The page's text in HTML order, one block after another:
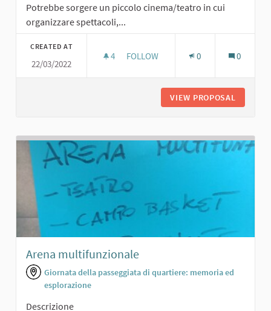
Potrebbe sorgere un piccolo cinema/teatro in cui
organizzare spettacoli,...
CREATED AT
22/03/2022
4 4 FOLLOWERS
FOLLOW 0 0
VIEW PROPOSAL
Arena multifunzionale
Giornata della passeggiata di quartiere: memoria ed
esplorazione
Descrizione